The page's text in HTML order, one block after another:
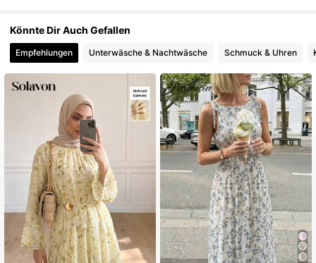
Könnte Dir Auch Gefallen
Empfehlungen Unterwäsche & Nachtwäsche Schmuck & Uhren